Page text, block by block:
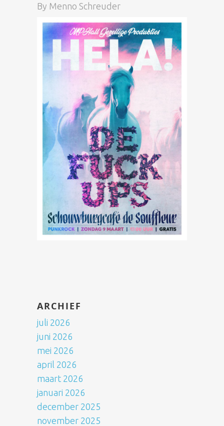
By Menno Schreuder
ARCHIEF
juli 2026
juni 2026
mei 2026
april 2026
maart 2026
januari 2026
december 2025
november 2025